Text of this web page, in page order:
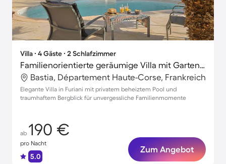
Villa ∙ 4 Gäste ∙ 2 Schlafzimmer
Familienorientierte geräumige Villa mit Garten, Terrasse und privatem Pool | Bergblick | Perfekt für die Arbeit von Zuhause
Bastia, Département Haute-Corse, Frankreich
Elegante Villa in Furiani mit privatem beheiztem Pool und
traumhaftem Bergblick für unvergessliche Familienmomente
ab 190 €
pro Nacht
5.0
Zum Angebot